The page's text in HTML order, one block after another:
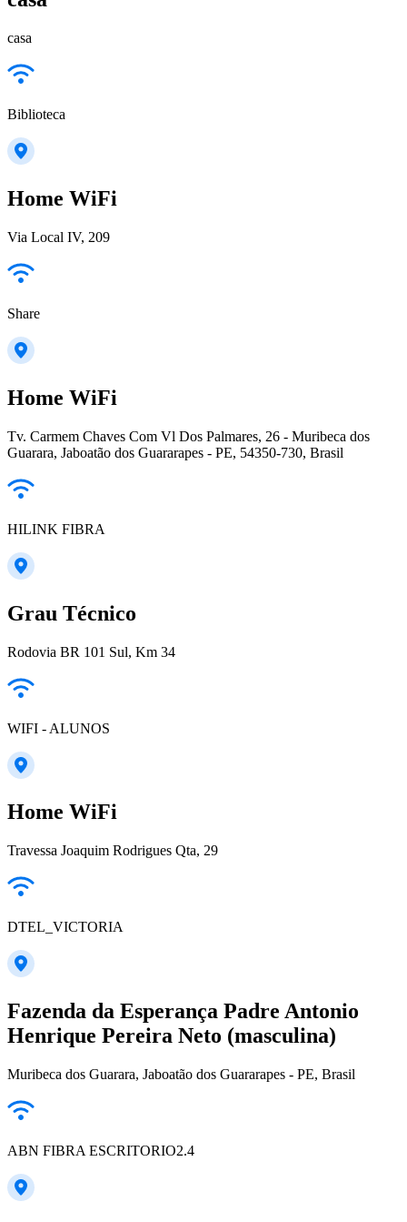
casa
Biblioteca
Home WiFi
Via Local IV, 209
Share
Home WiFi
Tv. Carmem Chaves Com Vl Dos Palmares, 26 - Muribeca dos
Guarara, Jaboatão dos Guararapes - PE, 54350-730, Brasil
HILINK FIBRA
Grau Técnico
Rodovia BR 101 Sul, Km 34
WIFI - ALUNOS
Home WiFi
Travessa Joaquim Rodrigues Qta, 29
DTEL_VICTORIA
Fazenda da Esperança Padre Antonio
Henrique Pereira Neto (masculina)
Muribeca dos Guarara, Jaboatão dos Guararapes - PE, Brasil
ABN FIBRA ESCRITORIO2.4